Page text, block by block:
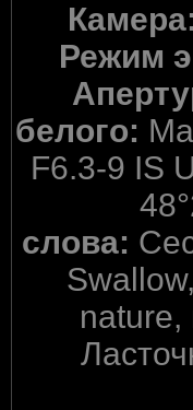
Камера:
Режим
белого:
F6.3-9 IS
слова:
nature,